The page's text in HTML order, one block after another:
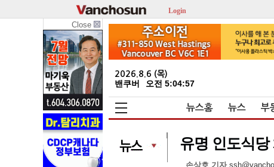
Login
Close
2026.8.6 (목)
밴쿠버 오전 5:04:59
뉴스홈 뉴스 부
유명 인도식당
손상호 기자